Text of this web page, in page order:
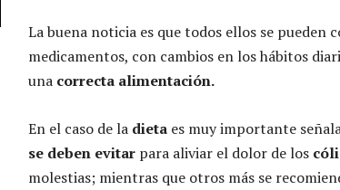
La buena noticia es que todos ellos se pueden
medicamentos, con cambios en los hábitos
una correcta alimentación.
En el caso de la dieta es muy importante
se deben evitar para aliviar el dolor de los
molestias; mientras que otros más se